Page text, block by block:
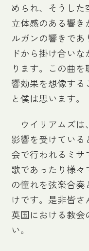
められ、そうし
立体感のある響き
ルガンの響きであ
ドから掛け合い
ります。この曲
響効果を想像す
と僕は思います。
ウイリアムズは
影響を受けてい
会で行われるミ
歌であったり様
の憧れを弦楽合
けです。是非皆
英国における教会
い。